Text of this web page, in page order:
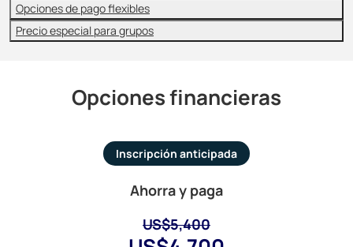
Opciones de pago flexibles
Precio especial para grupos
Opciones financieras
Inscripción anticipada
Ahorra y paga
US$5,400